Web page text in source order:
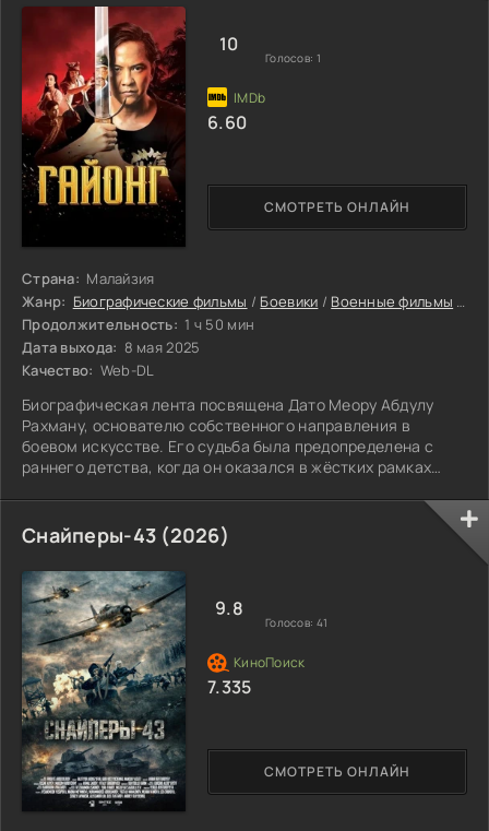
Страна: Малайзия
Жанр: Биографические фильмы / Боевики / Военные фильмы
Продолжительность: 1 ч 50 мин
Дата выхода: 8 мая 2025
Качество: Web-DL
Биографическая лента посвящена Дато Меору Абдулу
Рахману, основателю собственного направления в
боевом искусстве. Его судьба была предопределена с
раннего детства, когда он оказался в жёстких рамках
СМОТРЕТЬ ОНЛАЙН
10
Голосов: 1
6.60
Снайперы-43 (2026)
СМОТРЕТЬ ОНЛАЙН
9.8
Голосов: 41
7.335